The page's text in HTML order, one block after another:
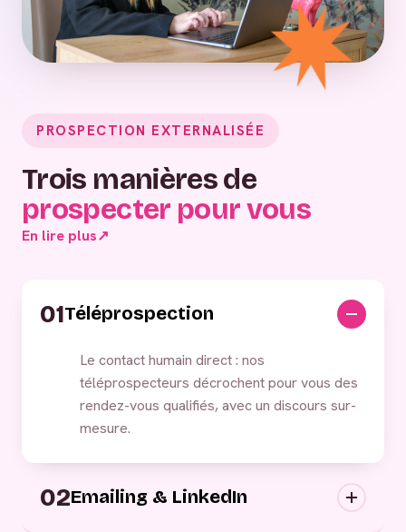
PROSPECTION EXTERNALISÉE
Trois manières de
prospecter pour vous
En lire plus↗
01Téléprospection
Le contact humain direct : nos
téléprospecteurs décrochent pour vous des
rendez-vous qualifiés, avec un discours sur-
mesure.
02Emailing & LinkedIn